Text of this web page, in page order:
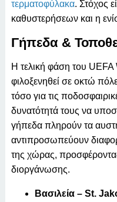
τερματοφύλακα. Στόχος
καθυστερήσεων και η
Γήπεδα &
Η τελική φάση του
φιλοξενηθεί σε οκτώ
τόσο για τις
δυνατότητά τους να
γήπεδα πληρούν τα
αντιπροσωπεύουν
της χώρας,
διοργάνωσης.
Βασιλεία – St.